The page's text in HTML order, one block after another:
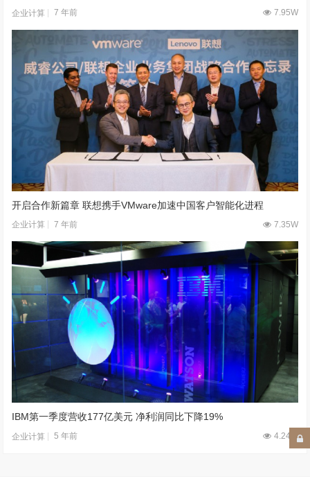
企业计算 7 年前 7.95W
开启合作新篇章 联想携手VMware加速中国客户智能化进程
企业计算 7 年前 7.35W
IBM第一季度营收177亿美元 净利润同比下降19%
企业计算 5 年前 4.24W